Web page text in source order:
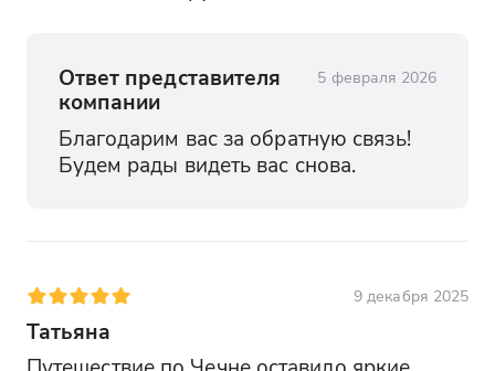
Ответ представителя
компании
5 февраля 2026
Благодарим вас за обратную связь!
Будем рады видеть вас снова.
9 декабря 2025
Татьяна